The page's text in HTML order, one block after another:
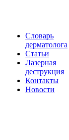
Словарь
дерматолога
Статьи
Лазерная
деструкция
Контакты
Новости